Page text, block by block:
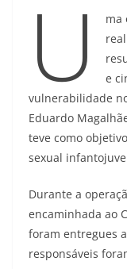
U
ma
e
vulnerabilidade
Eduardo
teve como
sexual
Durante a
encaminhada ao
foram entregues
responsáveis